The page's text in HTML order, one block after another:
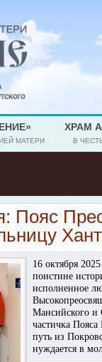
МАТЕРИ
ХРАМ
В
Пояс
16 октября
поистине
исполненное
Мансийского и
частичка
путь из
нуждается в